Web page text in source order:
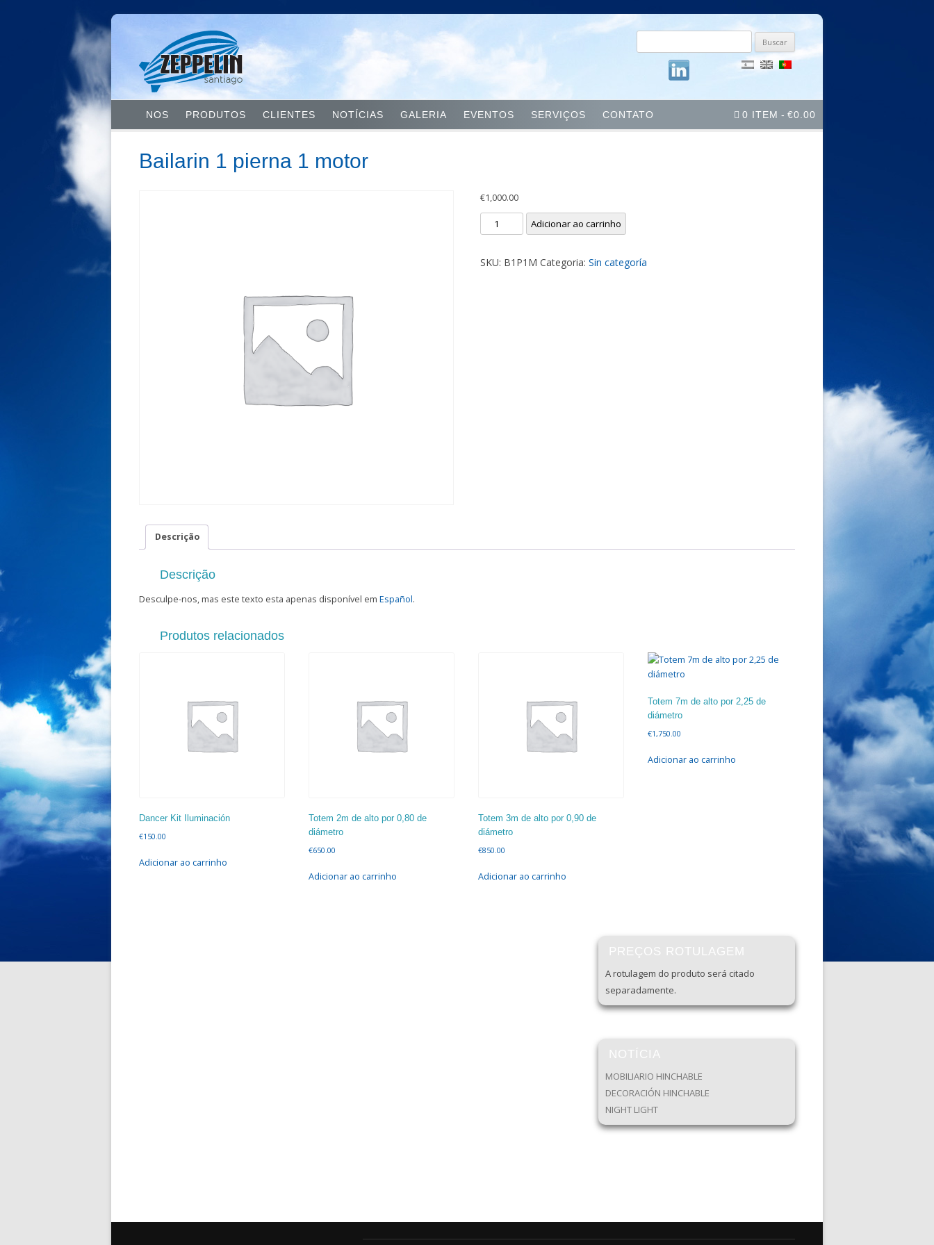
Buscar
Skip to content
NOS PRODUTOS CLIENTES NOTÍCIAS GALERIA EVENTOS SERVIÇOS CONTATO 0 ITEM €0.00
Bailarin 1 pierna 1 motor
€1,000.00
Bailarin
1
1
Adicionar ao carrinho
SKU: B1P1M Categoria: Sin categoría
Descrição
Descrição
Desculpe-nos, mas este texto esta apenas disponível em Español.
Produtos relacionados
Dancer Kit Iluminación
€150.00
Adicionar ao carrinho
Totem 2m de alto por 0,80 de
diámetro
€650.00
Adicionar ao carrinho
Totem 3m de alto por 0,90 de
diámetro
€850.00
Adicionar ao carrinho
Totem 7m de alto por 2,25 de
diámetro
€1,750.00
Adicionar ao carrinho
PREÇOS ROTULAGEM
A rotulagem do produto será citado
separadamente.
NOTÍCIA
MOBILIARIO HINCHABLE
DECORACIÓN HINCHABLE
NIGHT LIGHT